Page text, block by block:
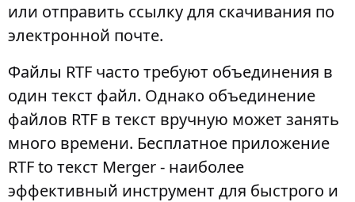
или отправить ссылку для скачивания по
электронной почте.
Файлы RTF часто требуют объединения в
один текст файл. Однако объединение
файлов RTF в текст вручную может занять
много времени. Бесплатное приложение
RTF to текст Merger - наиболее
эффективный инструмент для быстрого и